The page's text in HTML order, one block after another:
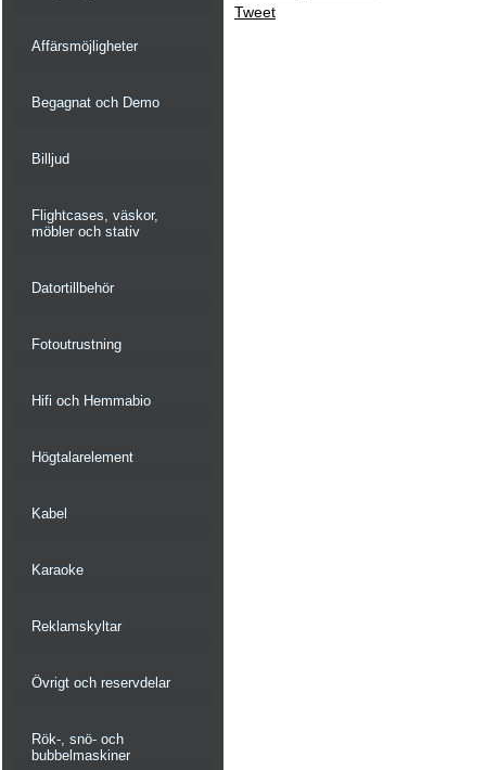
Affärsmöjligheter
Begagnat och Demo
Billjud
Flightcases, väskor,
möbler och stativ
Datortillbehör
Fotoutrustning
Hifi och Hemmabio
Högtalarelement
Kabel
Karaoke
Reklamskyltar
Övrigt och reservdelar
Rök-, snö- och
bubbelmaskiner
Tweet